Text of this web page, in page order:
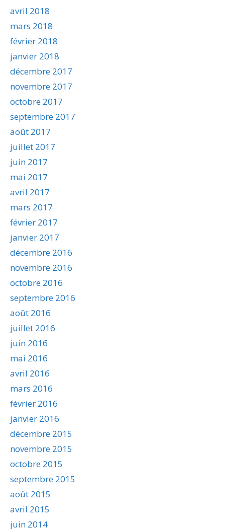
avril 2018
mars 2018
février 2018
janvier 2018
décembre 2017
novembre 2017
octobre 2017
septembre 2017
août 2017
juillet 2017
juin 2017
mai 2017
avril 2017
mars 2017
février 2017
janvier 2017
décembre 2016
novembre 2016
octobre 2016
septembre 2016
août 2016
juillet 2016
juin 2016
mai 2016
avril 2016
mars 2016
février 2016
janvier 2016
décembre 2015
novembre 2015
octobre 2015
septembre 2015
août 2015
avril 2015
juin 2014